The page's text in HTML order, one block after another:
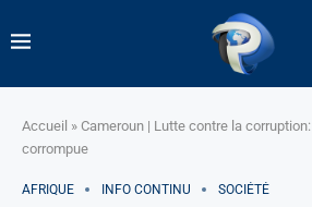
Accueil » Cameroun | Lutte contre la
corrompue
AFRIQUE INFO CONTINU SOCIÉTÉ